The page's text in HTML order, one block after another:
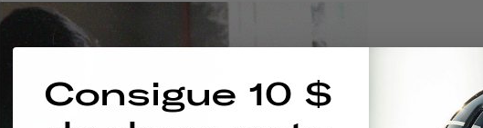
Consigue 10 $